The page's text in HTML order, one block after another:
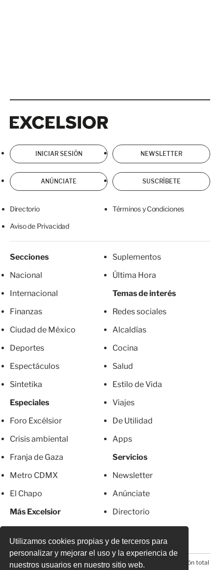
Utilizamos cookies propias y de terceros para
personalizar y mejorar el uso y la experiencia de
nuestros usuarios en nuestro sitio web.
INICIAR SESIÓN NEWSLETTER
ANÚNCIATE SUSCRÍBETE
Directorio Términos y Condiciones
Aviso de Privacidad
Secciones
Nacional
Internacional
Finanzas
Ciudad de México
Deportes
Espectáculos
Sintetika
Especiales
Foro Excélsior
Crisis ambiental
Franja de Gaza
Metro CDMX
El Chapo
Más Excelsior
Suplementos
Última Hora
Temas de interés
Redes sociales
Alcaldías
Cocina
Salud
Estilo de Vida
Viajes
De Utilidad
Apps
Servicios
Newsletter
Anúnciate
Directorio
© 2026 Todos los derechos reservados. Prohibida la reproducción total